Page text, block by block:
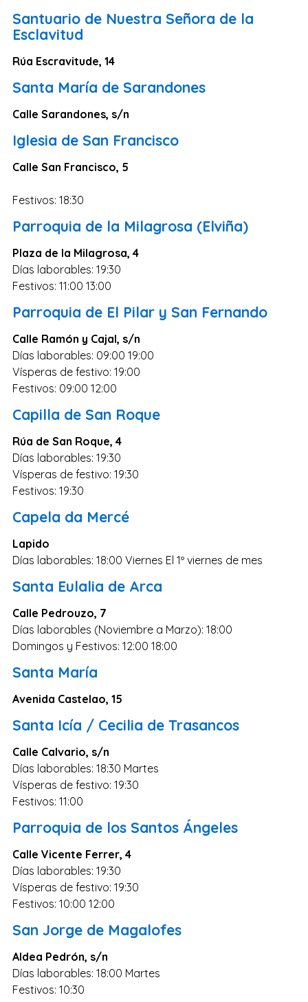
Málaga
Alicante
Toledo
Zaragoza
Murcia
Vizcaya
Córdoba
Pontevedra
Huesca
Burgos
Badajoz
León
Guadalajara
Salamanca
Cáceres
Ciudad Real
Castellón
Cuenca
Guipúzcoa
Orense
Almería
La Rioja
Huelva
Albacete
Soria
Álava
Ceuta
Melilla
Santuario de Nuestra Señora de la
Esclavitud
Rúa Escravitude, 14
Santa María de Sarandones
Calle Sarandones, s/n
Iglesia de San Francisco
Calle San Francisco, 5
Festivos: 18:30
Parroquia de la Milagrosa (Elviña)
Plaza de la Milagrosa, 4
Días laborables: 19:30
Festivos: 11:00 13:00
Parroquia de El Pilar y San Fernando
Calle Ramón y Cajal, s/n
Días laborables: 09:00 19:00
Vísperas de festivo: 19:00
Festivos: 09:00 12:00
Capilla de San Roque
Rúa de San Roque, 4
Días laborables: 19:30
Vísperas de festivo: 19:30
Festivos: 19:30
Capela da Mercé
Lapido
Días laborables: 18:00 Viernes El 1º viernes de mes
Santa Eulalia de Arca
Calle Pedrouzo, 7
Días laborables (Noviembre a Marzo): 18:00
Domingos y Festivos: 12:00 18:00
Santa María
Avenida Castelao, 15
Santa Icía / Cecilia de Trasancos
Calle Calvario, s/n
Días laborables: 18:30 Martes
Vísperas de festivo: 19:30
Festivos: 11:00
Parroquia de los Santos Ángeles
Calle Vicente Ferrer, 4
Días laborables: 19:30
Vísperas de festivo: 19:30
Festivos: 10:00 12:00
San Jorge de Magalofes
Aldea Pedrón, s/n
Días laborables: 18:00 Martes
Festivos: 10:30